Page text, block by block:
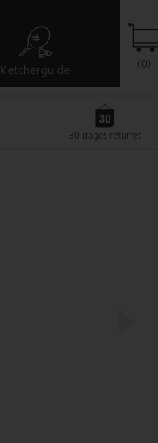
Ketcherguide
(0)
30 dages returret